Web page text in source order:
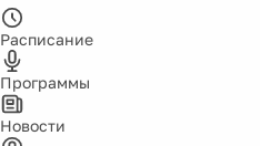
Расписание
Программы
Новости